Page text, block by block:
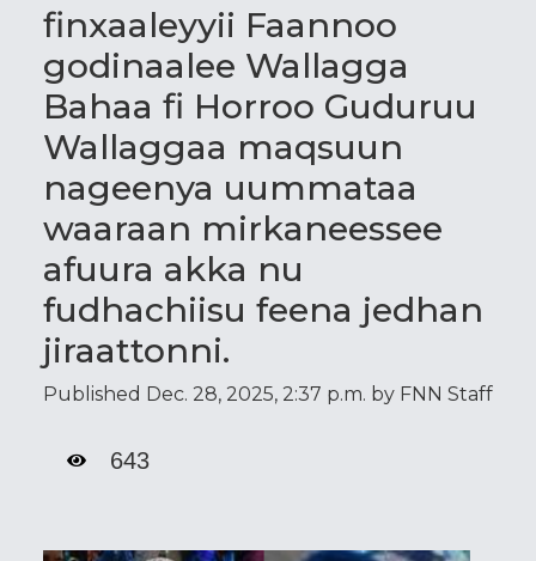
finxaaleyyii Faannoo
godinaalee Wallagga
Bahaa fi Horroo Guduruu
Wallaggaa maqsuun
nageenya uummataa
waaraan mirkaneessee
afuura akka nu
fudhachiisu feena jedhan
jiraattonni.
Published Dec. 28, 2025, 2:37 p.m. by FNN Staff
643